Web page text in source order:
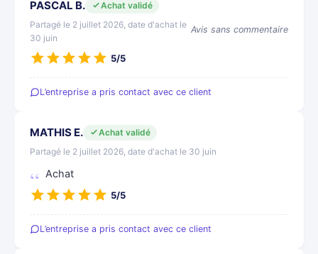
PASCAL B.
Achat validé
Partagé le 2 juillet 2026, date d'achat le
30 juin
Avis sans commentaire
5/5
L’entreprise a pris contact avec ce client
MATHIS E.
Achat validé
Partagé le 2 juillet 2026, date d'achat le 30 juin
Achat
5/5
L’entreprise a pris contact avec ce client